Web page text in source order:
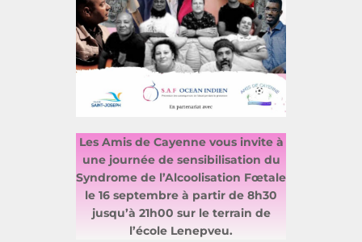
Les Amis de Cayenne vous invite à
une journée de sensibilisation du
Syndrome de l’Alcoolisation Fœtale
le 16 septembre à partir de 8h30
jusqu’à 21h00 sur le terrain de
l’école Lenepveu.